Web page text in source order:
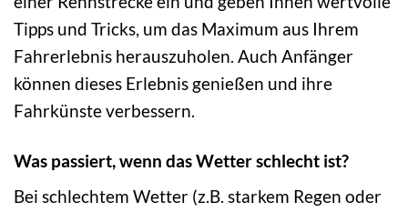
Tipps und Tricks, um das Maximum aus Ihrem
Fahrerlebnis herauszuholen. Auch Anfänger
können dieses Erlebnis genießen und ihre
Fahrkünste verbessern.
Was passiert, wenn das Wetter schlecht ist?
Bei schlechtem Wetter (z.B. starkem Regen oder